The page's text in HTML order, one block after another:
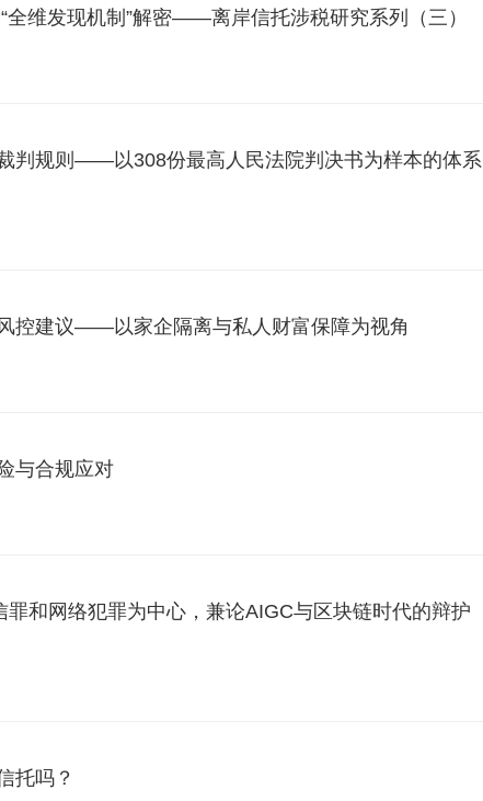
维发现机制”解密——离岸信托涉税研究系列（三）
判规则——以308份最高人民法院判决书为样本的体系
控建议——以家企隔离与私人财富保障为视角
与合规应对
和网络犯罪为中心，兼论AIGC与区块链时代的辩护
托吗？